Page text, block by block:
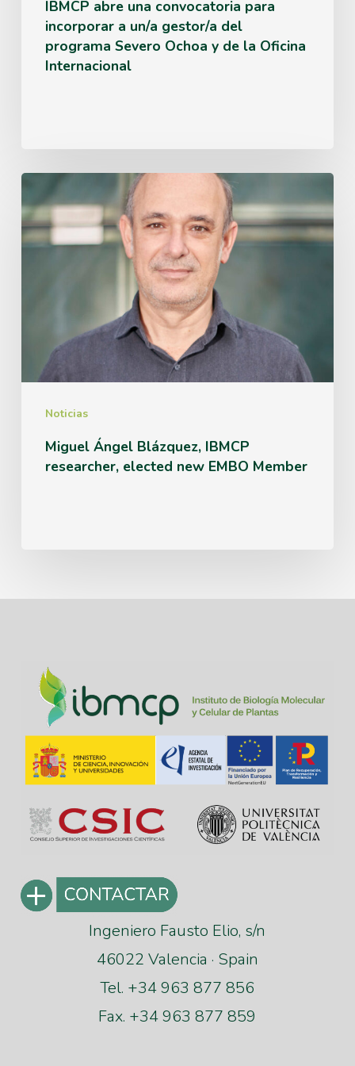
programa
Severo
la
Oficina
Internacional
IBMCP abre una convocatoria para
incorporar a un/a gestor/a del
programa Severo Ochoa y de la Oficina
Internacional
Noticias
Miguel
Ángel
Blázquez,
new
EMBO
Member
Miguel Ángel Blázquez, IBMCP
researcher, elected new EMBO Member
Ingeniero Fausto Elio, s/n
46022 Valencia · Spain
Tel. +34 963 877 856
Fax. +34 963 877 859